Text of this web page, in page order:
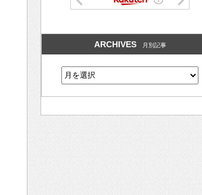
ARCHIVES 月別記事